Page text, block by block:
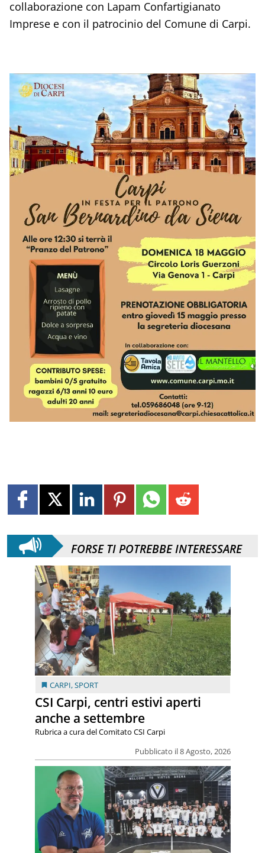
collaborazione con Lapam Confartigianato
Imprese e con il patrocinio del Comune di Carpi.
FORSE TI POTREBBE INTERESSARE
CARPI,SPORT
CSI Carpi, centri estivi aperti
anche a settembre
Pubblicato il 8 Agosto, 2026
Rubrica a cura del Comitato CSI Carpi